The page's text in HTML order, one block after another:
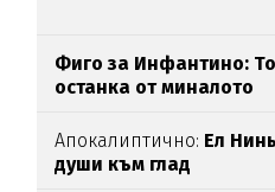
Фиго за Инфантино:
останка от миналото
Апокалиптично: Ел
души към глад